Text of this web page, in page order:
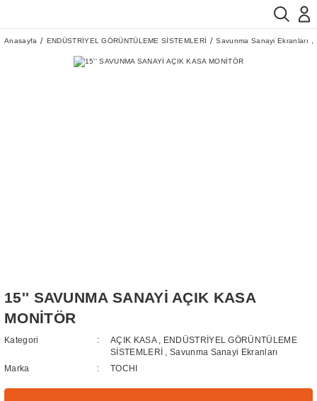
Anasayfa ENDÜSTRİYEL GÖRÜNTÜLEME SİSTEMLERİ Savunma Sanayi Ekranları
15'' SAVUNMA SANAYİ AÇIK KASA
MONİTÖR
Kategori AÇIK KASA
ENDÜSTRİYEL GÖRÜNTÜLEME
SİSTEMLERİ
,Savunma Sanayi Ekranları
Marka
TOCHI